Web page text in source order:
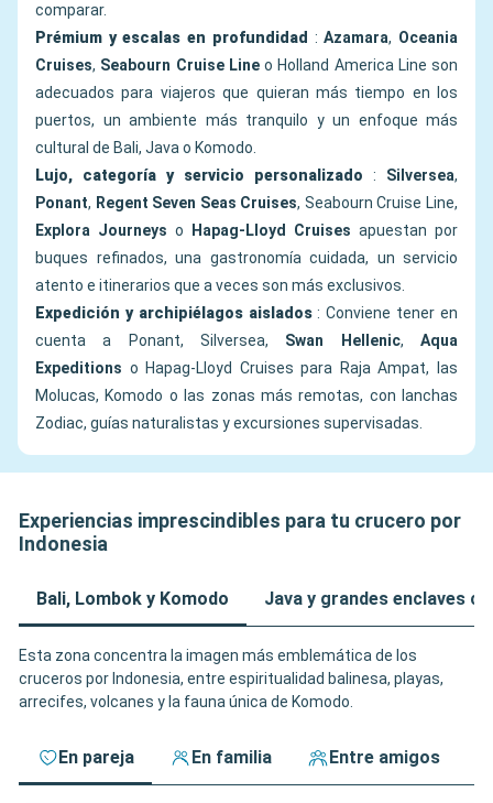
comparar.
Prémium y escalas en profundidad :Azamara, Oceania
Cruises, Seabourn Cruise Lineo Holland America Line son
adecuados para viajeros que quieran más tiempo en los
puertos, un ambiente más tranquilo y un enfoque más
cultural de Bali, Java o Komodo.
Lujo, categoría y servicio personalizado : Silversea,
Ponant, Regent Seven Seas Cruises, Seabourn Cruise Line,
Explora Journeys o Hapag-Lloyd Cruises apuestan por
buques refinados, una gastronomía cuidada, un servicio
atento e itinerarios que a veces son más exclusivos.
Expedición y archipiélagos aislados: Conviene tener en
cuenta a Ponant, Silversea, Swan Hellenic,Aqua
Expeditions o Hapag-Lloyd Cruises para Raja Ampat, las
Molucas, Komodo o las zonas más remotas, con lanchas
Zodiac, guías naturalistas y excursiones supervisadas.
Experiencias imprescindibles para tu crucero por
Indonesia
Bali, Lombok y Komodo Java y grandes enclaves
Esta zona concentra la imagen más emblemática de los
cruceros por Indonesia, entre espiritualidad balinesa, playas,
arrecifes, volcanes y la fauna única de Komodo.
En pareja En familia Entre amigos